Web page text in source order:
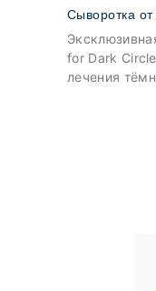
Сыворотка от
for Dark
лечения